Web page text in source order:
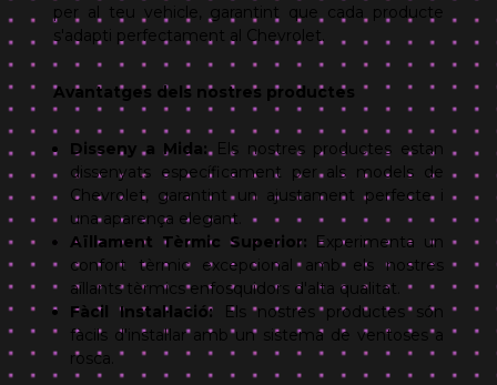
per al teu vehicle, garantint que cada producte
s'adapti perfectament al Chevrolet.
Avantatges dels nostres productes
Disseny a Mida:Els nostres productes estan
dissenyats específicament per als models de
Chevrolet, garantint un ajustament perfecte i
una aparença elegant.
Aïllament Tèrmic Superior: Experimenta un
confort tèrmic excepcional amb els nostres
aïllants tèrmics enfosquidors d'alta qualitat.
Fàcil Instal·lació: Els nostres productes són
fàcils d'instal·lar amb un sistema de ventoses a
rosca.